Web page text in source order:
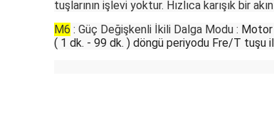
tuşlarının işlevi yoktur. Hızlıca karışık bir
M6 : Güç Değişkenli İkili Dalga Modu : Motor
( 1 dk. - 99 dk. ) döngü periyodu Fre/T tuşu